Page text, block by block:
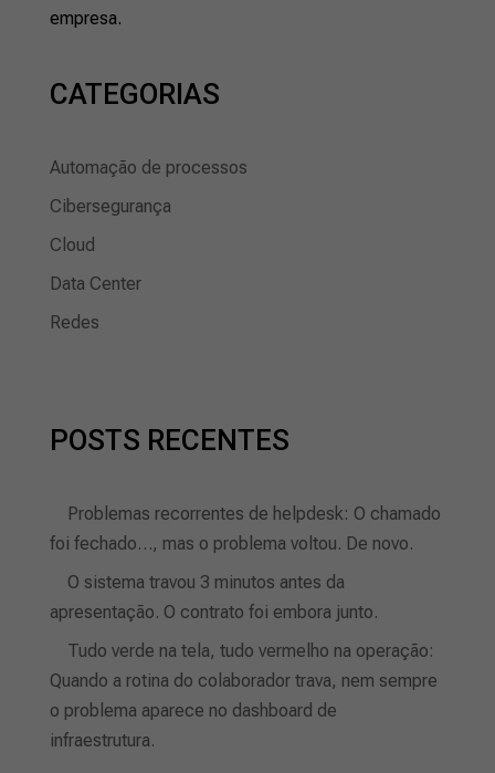
empresa.
CATEGORIAS
Automação de processos
Cibersegurança
Cloud
Data Center
Redes
POSTS RECENTES
Problemas recorrentes de helpdesk: O chamado
foi fechado…, mas o problema voltou. De novo.
O sistema travou 3 minutos antes da
apresentação. O contrato foi embora junto.
Tudo verde na tela, tudo vermelho na operação:
Quando a rotina do colaborador trava, nem sempre
o problema aparece no dashboard de
infraestrutura.